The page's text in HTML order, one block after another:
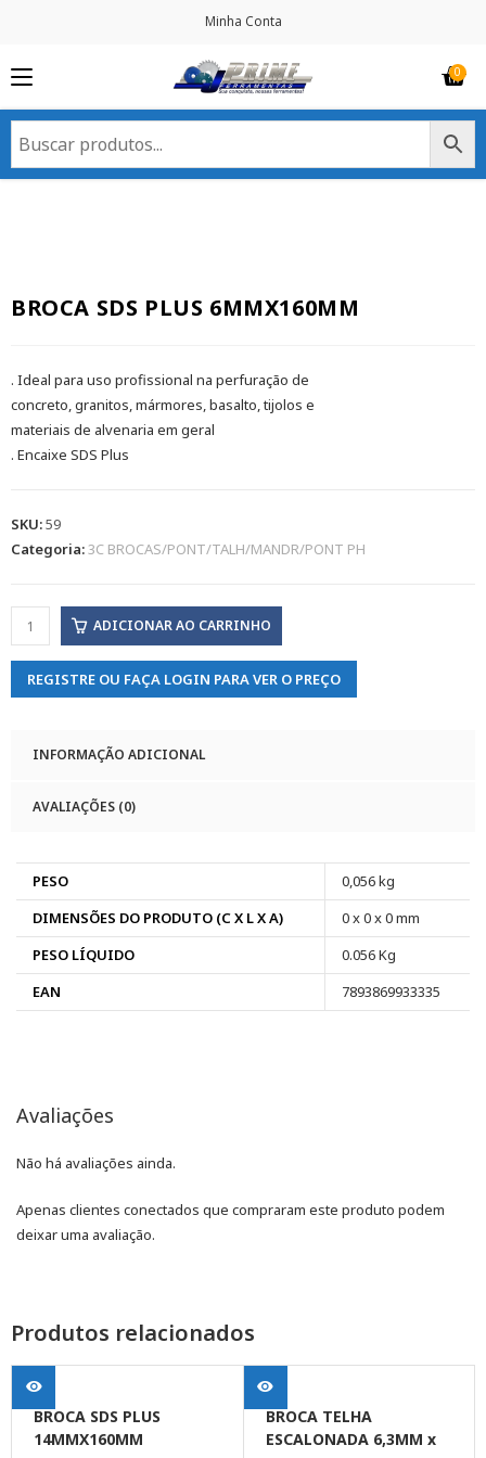
Minha Conta
BROCA SDS PLUS 6MMX160MM
. Ideal para uso profissional na perfuração de
concreto, granitos, mármores, basalto, tijolos e
materiais de alvenaria em geral
. Encaixe SDS Plus
SKU:59
Categoria:3C BROCAS/PONT/TALH/MANDR/PONT PH
ADICIONAR AO CARRINHO
REGISTRE OU FAÇA LOGIN PARA VER O PREÇO
INFORMAÇÃO ADICIONAL
AVALIAÇÕES (0)
PESO
0,056 kg
DIMENSÕES DO PRODUTO (C X L X A)
0 x 0 x 0 mm
PESO LÍQUIDO
0.056 Kg
EAN
7893869933335
Avaliações
Não há avaliações ainda.
Apenas clientes conectados que compraram este produto podem
deixar uma avaliação.
Produtos relacionados
BROCA SDS PLUS
14MMX160MM
BROCA TELHA
ESCALONADA 6,3MM x